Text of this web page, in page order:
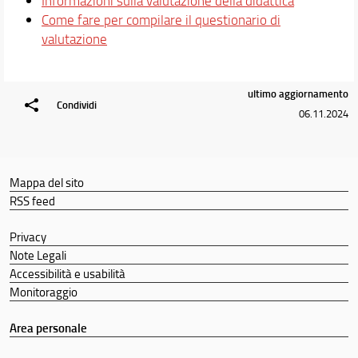
Mobilità internazionale
Attività Studentesche
Qualità
Student Voice - Suggerimenti e Reclami
Job Placement
Orario e calendari
Come fare per compilare il questionario di
valutazione
Condividi
ultimo aggiornamento
06.11.2024
Mappa del sito
RSS feed
Privacy
Note Legali
Accessibilità e usabilità
Monitoraggio
Area personale